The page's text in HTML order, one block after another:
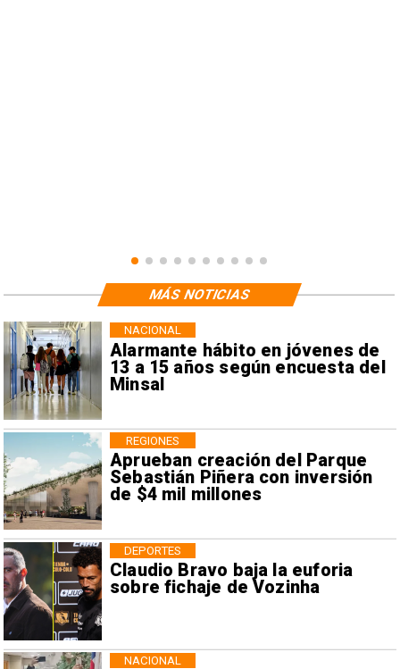
Alarmante hábito en jóvenes de
13 a 15 años según encuesta del
Minsal
NACIONAL
Aprueban creación del Parque
Sebastián Piñera con inversión
de $4 mil millones
REGIONES
Claudio Bravo baja la euforia
sobre fichaje de Vozinha
DEPORTES
NACIONAL
MÁS NOTICIAS